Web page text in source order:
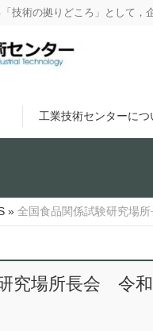
技術の拠りどころ」として，
工業技術センターにつ
» 全国食品関係試験研究場
究場所長会 令